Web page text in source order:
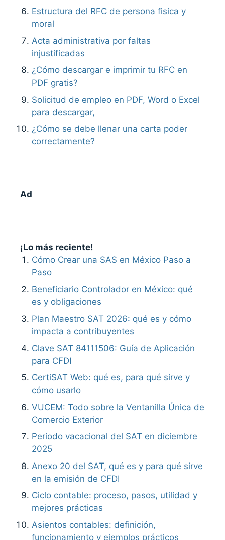
Estructura del RFC de persona fisica y
moral
Acta administrativa por faltas
injustificadas
¿Cómo descargar e imprimir tu RFC en
PDF gratis?
Solicitud de empleo en PDF, Word o Excel
para descargar,
¿Cómo se debe llenar una carta poder
correctamente?
Ad
¡Lo más reciente!
Cómo Crear una SAS en México Paso a
Paso
Beneficiario Controlador en México: qué
es y obligaciones
Plan Maestro SAT 2026: qué es y cómo
impacta a contribuyentes
Clave SAT 84111506: Guía de Aplicación
para CFDI
CertiSAT Web: qué es, para qué sirve y
cómo usarlo
VUCEM: Todo sobre la Ventanilla Única de
Comercio Exterior
Periodo vacacional del SAT en diciembre
2025
Anexo 20 del SAT, qué es y para qué sirve
en la emisión de CFDI
Ciclo contable: proceso, pasos, utilidad y
mejores prácticas
Asientos contables: definición,
funcionamiento y ejemplos prácticos